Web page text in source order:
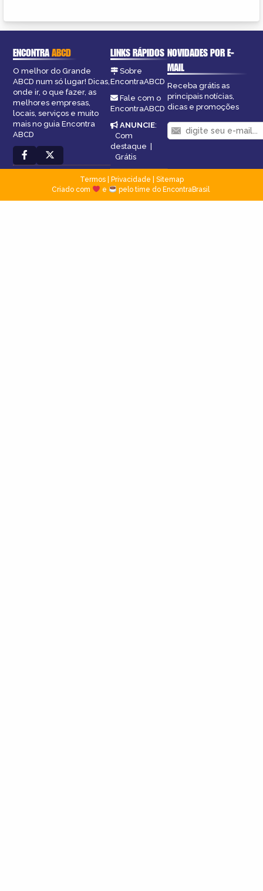
ENCONTRAABCD
O melhor do Grande
ABCD num só lugar! Dicas,
onde ir, o que fazer, as
melhores empresas,
locais, serviços e muito
mais no guia Encontra
ABCD
LINKS RÁPIDOS
Sobre
EncontraABCD
Fale com o
EncontraABCD
ANUNCIE:
Com
destaque
Grátis
NOVIDADES POR E-
MAIL
Receba grátis as
principais notícias,
dicas e promoções
Termos| Privacidade
Sitemap
Criado com
e pelo time do EncontraBrasil